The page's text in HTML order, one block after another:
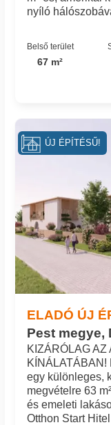
nyíló
Belső terület
67 m²
ELADÓ ÚJ
Pest megye,
KIZÁRÓLAG AZ
KÍNÁLATÁBAN!
egy különleges,
megvételre 63
és emeleti
Otthon Start
ÚJ ÉPÍTÉSŰ!